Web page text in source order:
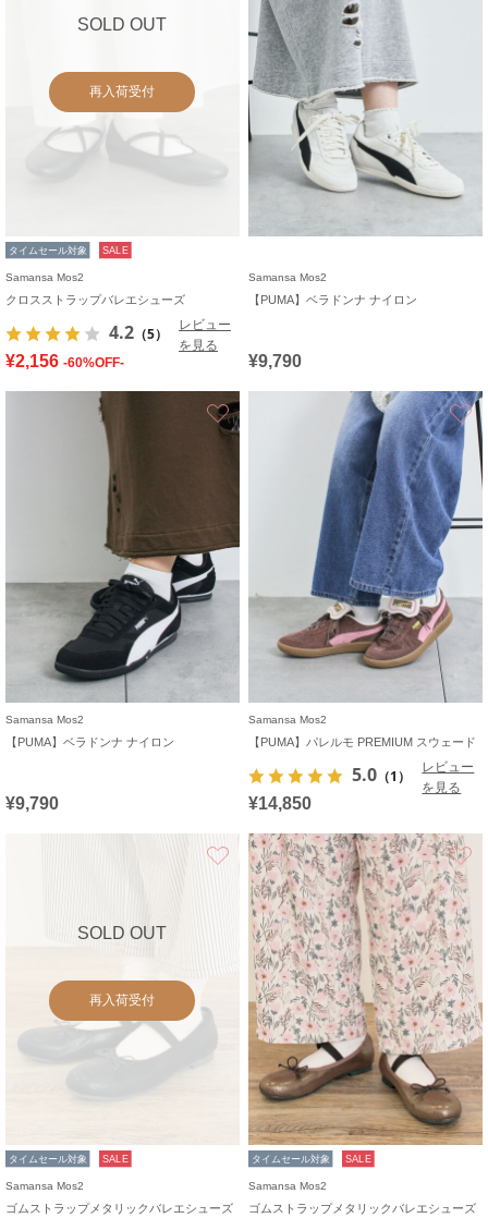
SOLD OUT
再入荷受付
タイムセール対象 SALE
Samansa Mos2
クロスストラップバレエシューズ
4.2 （5）
レビュー
を見る
¥2,156 -60%OFF-
Samansa Mos2
【PUMA】ベラドンナ ナイロン
¥9,790
お気に入り
Samansa Mos2
【PUMA】ベラドンナ ナイロン
¥9,790
Samansa Mos2
【PUMA】パレルモ PREMIUM スウェード
5.0 （1）
レビュー
を見る
¥14,850
SOLD OUT
再入荷受付
お気に入り
タイムセール対象 SALE
Samansa Mos2
ゴムストラップメタリックバレエシューズ
タイムセール対象 SALE
Samansa Mos2
ゴムストラップメタリックバレエシューズ